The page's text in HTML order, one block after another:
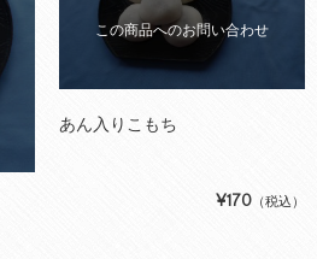
この商品へのお問い合わせ
あん入りこもち
¥170 （税込）